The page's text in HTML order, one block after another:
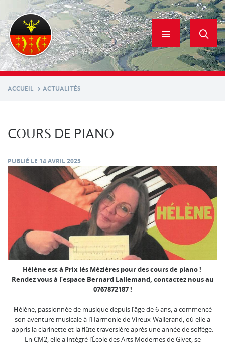
contenu
principal
ACCUEIL ACTUALITÉS
COURS DE PIANO
PUBLIÉ LE 14 AVRIL 2025
Hélène est à Prix lés Mézières pour des cours de piano !
Rendez vous à l’espace Bernard Lallemand, contactez nous au
0767872187 !
H élène, passionnée de musique depuis l’âge de 6 ans, a commencé
son aventure musicale à l’Harmonie de Vireux-Wallerand, où elle a
appris la clarinette et la flûte traversière après une année de solfège.
En CM2, elle a intégré l’École des Arts Modernes de Givet, se